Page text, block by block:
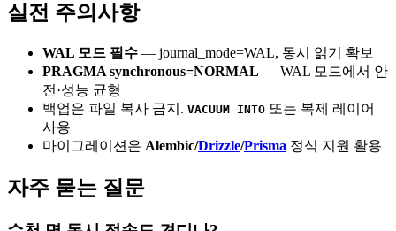
실전 주의사항
WAL 모드 필수 — journal_mode=WAL, 동시 읽기 확보
PRAGMA synchronous=NORMAL — WAL 모드에서 안
전·성능 균형
백업은 파일 복사 금지. VACUUM INTO 또는 복제 레이어
사용
마이그레이션은 Alembic/Drizzle/Prisma 정식 지원 활용
자주 묻는 질문